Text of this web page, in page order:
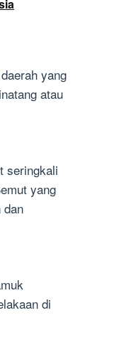
yang
atau
seringkali
yang
dan
di